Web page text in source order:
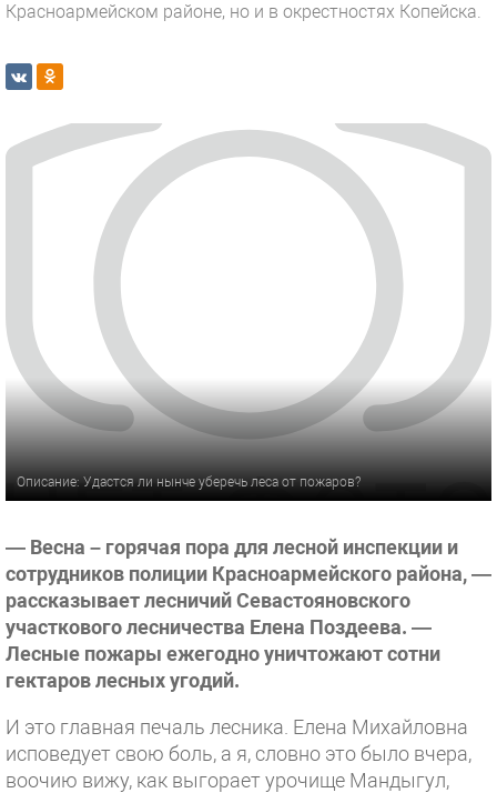
Красноармейском районе, но и в окрестностях Копейска.
Описание: Удастся ли нынче уберечь леса от пожаров?
— Весна – горячая пора для лесной инспекции и
сотрудников полиции Красноармейского района, —
рассказывает лесничий Севастояновского
участкового лесничества Елена Поздеева. —
Лесные пожары ежегодно уничтожают сотни
гектаров лесных угодий.
И это главная печаль лесника. Елена Михайловна
исповедует свою боль, а я, словно это было вчера,
воочию вижу, как выгорает урочище Мандыгул,